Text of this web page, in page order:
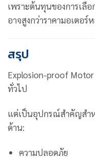
เพราะต้นทุนของการเลือ
อาจสูงกว่าราคามอเตอร์
สรุป
Explosion-proof Motor
ทั่วไป
แต่เป็นอุปกรณ์สำคัญสำ
ด้าน:
ความปลอดภัย